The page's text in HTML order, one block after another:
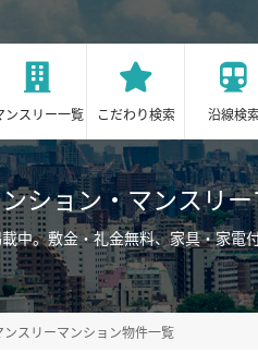
ンスリー一覧 こだわり検索 沿線検
ション・マンスリ
中。敷金・礼金無料、家具・家電
スリーマンション物件一覧